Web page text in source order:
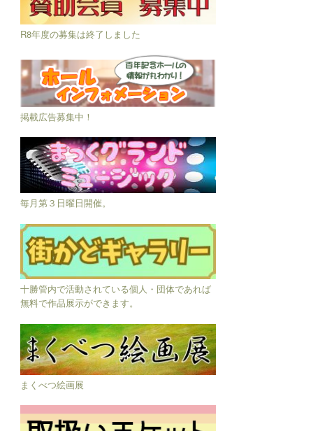
R8年度の募集は終了しました
掲載広告募集中！
毎月第３日曜日開催。
十勝管内で活動されている個人・団体であれば
無料で作品展示ができます。
まくべつ絵画展